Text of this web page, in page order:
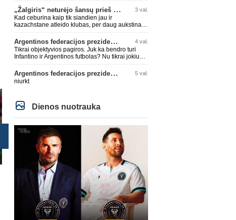
Transferai
C. Romero karjera gali pakrypti
į Ispaniją (2)
„Tottenham“ išsaugos
gynėją
„Žalgiris“ neturėjo šansų prieš „Hajduk“ 3 val.
Kad ceburina kaip tik siandien jau ir
kazachstane atleido klubas, per daug aukstinat
Argentinos federacijos prezidentas C. Tapia negailėjo pagyrų G. Infantino 4 val.
Tikrai objektyvios pagiros. Juk ka bendro turi
Infantino ir Argentinos futbolas? Nu tikrai jokiu
Argentinos federacijos prezidentas C. Tapia negailėjo pagyrų G. Infantino 5 val.
niurkt
Dienos nuotrauka